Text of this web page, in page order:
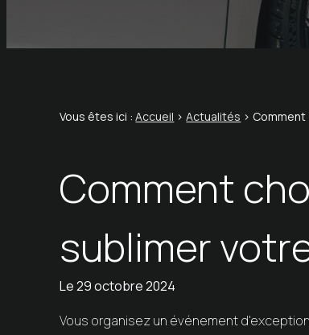
Vous êtes ici : Accueil >Actualités >
Comment
sublimer
Le29 octobre 2024
Vous organisez un événement